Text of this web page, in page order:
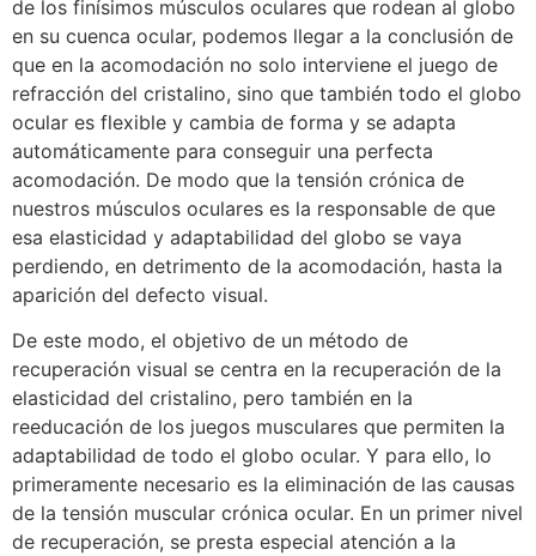
de los finísimos músculos oculares que rodean al globo
en su cuenca ocular, podemos llegar a la conclusión de
que en la acomodación no solo interviene el juego de
refracción del cristalino, sino que también todo el globo
ocular es flexible y cambia de forma y se adapta
automáticamente para conseguir una perfecta
acomodación. De modo que la tensión crónica de
nuestros músculos oculares es la responsable de que
esa elasticidad y adaptabilidad del globo se vaya
perdiendo, en detrimento de la acomodación, hasta la
aparición del defecto visual.
De este modo, el objetivo de un método de
recuperación visual se centra en la recuperación de la
elasticidad del cristalino, pero también en la
reeducación de los juegos musculares que permiten la
adaptabilidad de todo el globo ocular. Y para ello, lo
primeramente necesario es la eliminación de las causas
de la tensión muscular crónica ocular. En un primer nivel
de recuperación, se presta especial atención a la